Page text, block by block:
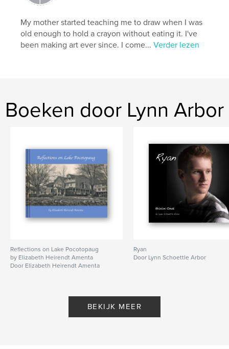
My mother started teaching me to draw when I was
old enough to hold a crayon without eating it. I've
been making art ever since. I come...Verder lezen
Boeken door Lynn Arbor
Reflections on Lake Pocotopaug
by Elizabeth Heirendt Amenta
Door Elizabeth Heirendt Amenta
Ryan
Door Lynn Schoettle Arbor
BEKIJK MEER